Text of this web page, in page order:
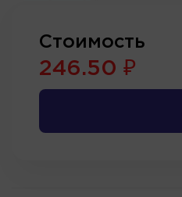
Стоимость
246.50 ₽